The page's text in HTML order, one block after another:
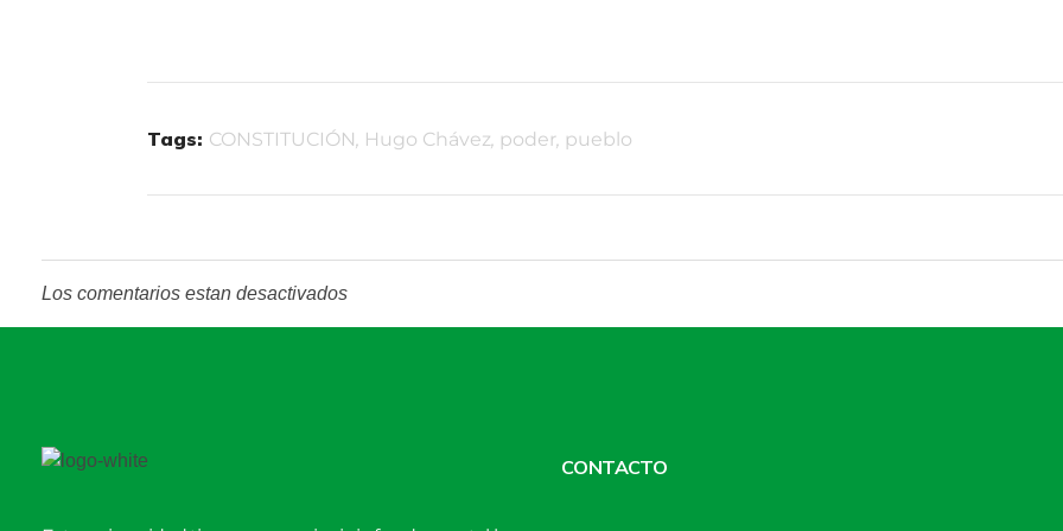
Tags: CONSTITUCIÓN Hugo Chávez poder pueblo
Los comentarios estan desactivados
CONTACTO